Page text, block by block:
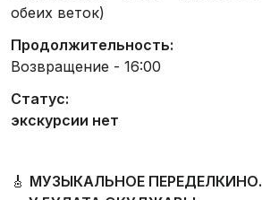
обеих веток)
Продолжительность:
Возвращение - 16:00
Статус:
экскурсии нет
🎸 МУЗЫКАЛЬНОЕ ПЕРЕДЕЛКИНО.